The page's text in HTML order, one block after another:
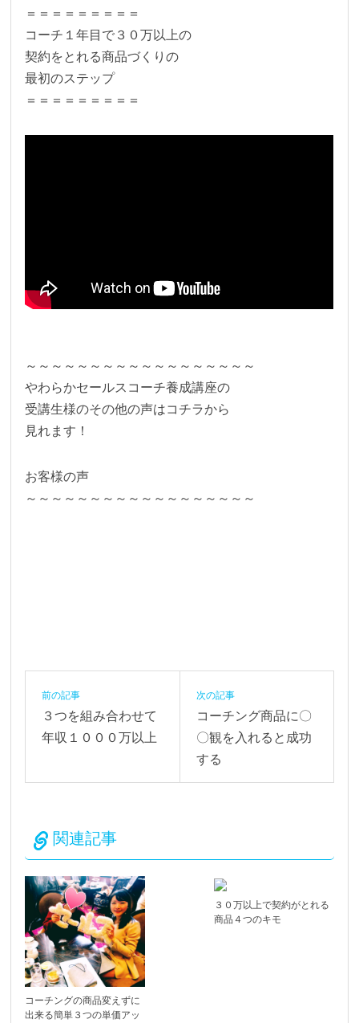
＝＝＝＝＝＝＝＝＝
コーチ１年目で３０万以上の
契約をとれる商品づくりの
最初のステップ
＝＝＝＝＝＝＝＝＝
～～～～～～～～～～～～～～～～～～
やわらかセールスコーチ養成講座の
受講生様のその他の声はコチラから
見れます！
お客様の声
～～～～～～～～～～～～～～～～～～
前の記事
３つを組み合わせて
年収１０００万以上
次の記事
コーチング商品に〇
〇観を入れると成功
する
関連記事
コーチングの商品変えずに
出来る簡単３つの単価アッ
３０万以上で契約がとれる
商品４つのキモ